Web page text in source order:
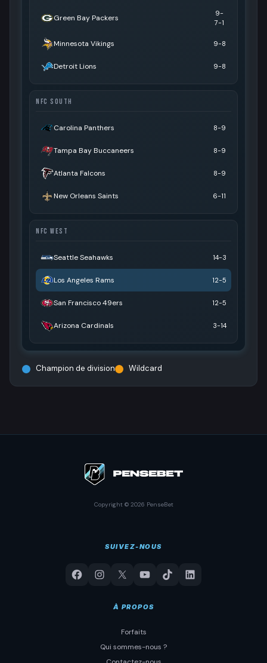
Green Bay Packers
9-
7-1
Minnesota Vikings 9-8
Detroit Lions 9-8
NFC SOUTH
Carolina Panthers 8-9
Tampa Bay Buccaneers 8-9
Atlanta Falcons 8-9
New Orleans Saints 6-11
NFC WEST
Seattle Seahawks 14-3
Los Angeles Rams 12-5
San Francisco 49ers 12-5
Arizona Cardinals 3-14
Champion de division Wildcard
Copyright © 2026 PenseBet
SUIVEZ-NOUS
À PROPOS
Forfaits
Qui sommes-nous ?